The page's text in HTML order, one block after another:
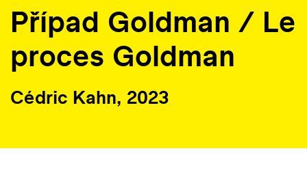
Případ Goldman / Le
proces Goldman
Cédric Kahn, 2023